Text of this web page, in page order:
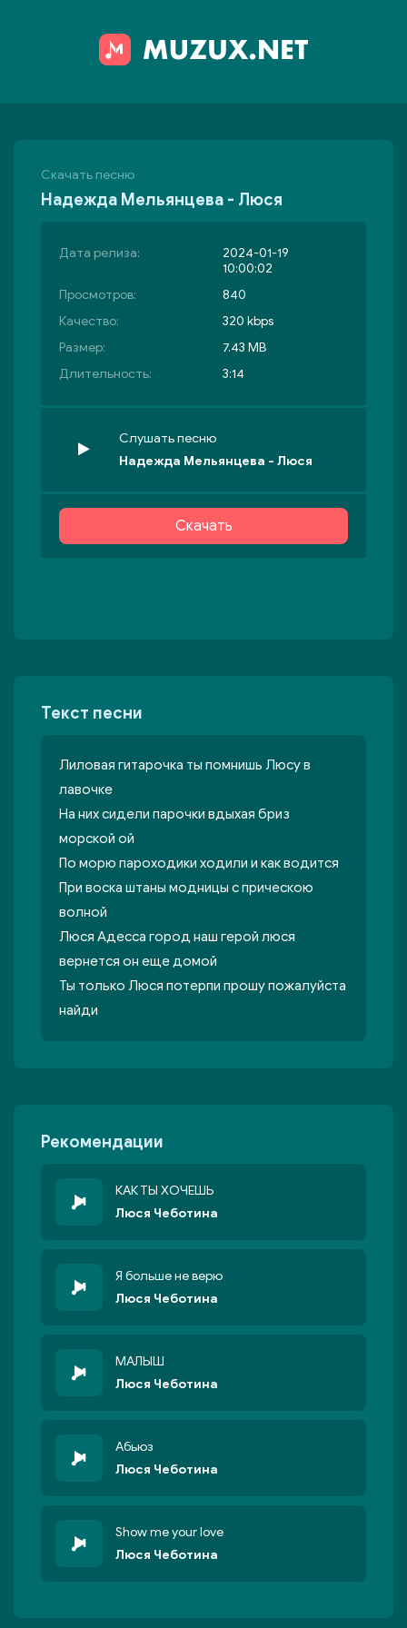
Скачать песню
Надежда Мельянцева - Люся
Дата релиза:
2024-01-19
10:00:02
Просмотров:
840
Качество:
320 kbps
Размер:
7.43 MB
Длительность:
3:14
Слушать песню
Надежда Мельянцева - Люся
Скачать
Текст песни
Лиловая гитарочка ты помнишь Люсу в
лавочке
На них сидели парочки вдыхая бриз
морской ой
По морю пароходики ходили и как водится
При воска штаны модницы с прическою
волной
Люся Адесса город наш герой люся
вернется он еще домой
Ты только Люся потерпи прошу пожалуйста
найди
Рекомендации
КАК ТЫ ХОЧЕШЬ
Люся Чеботина
Я больше не верю
Люся Чеботина
МАЛЫШ
Люся Чеботина
Абьюз
Люся Чеботина
Show me your love
Люся Чеботина